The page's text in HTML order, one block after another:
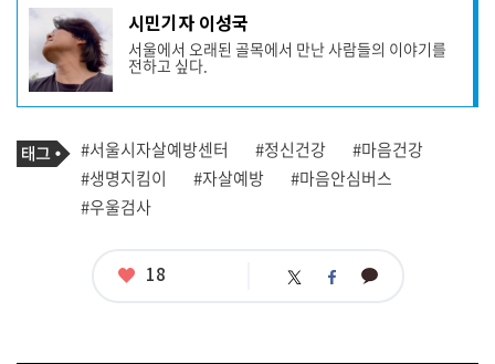
기
사
작
성
자
프
필
시민기자 이성국
서울에서 오래된 골목에서 만난 사람들의 이야기를
전하고 싶다.
기
사
관
련
태
태
그
#서울시자살예방센터 #정신건강
#마음건강
#생명지킴이
#자살예방
#마음안심버스
#우울검사
좋
18 트 페 카